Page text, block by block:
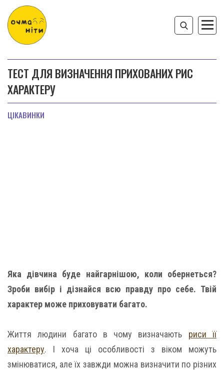
ТЕСТ ДЛЯ ВИЗНАЧЕННЯ ПРИХОВАНИХ РИС
ХАРАКТЕРУ
ЦІКАВИНКИ
Яка дівчина буде найгарнішою, коли обернеться?
Зроби вибір і дізнайся всю правду про себе. Твій
характер може приховувати багато.
Життя людини багато в чому визначають риси її
характеру. І хоча ці особливості з віком можуть
змінюватися, але їх завжди можна визначити по різних